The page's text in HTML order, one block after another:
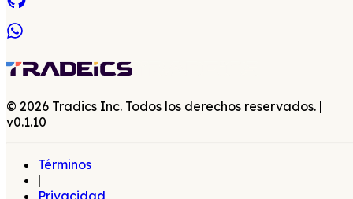
© 2026 Tradics Inc. Todos los derechos reservados. |
v0.1.10
Términos
|
Privacidad